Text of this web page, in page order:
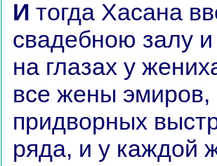
И тогда Хаcaнa ввели в
свадебною залу
нa глазах у
все жены эмиров,
придворных
ряда, и у каждой